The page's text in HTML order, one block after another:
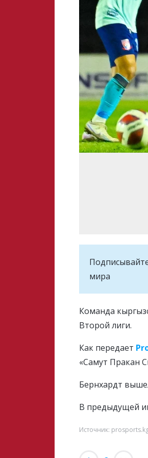
мира
Команда
Второй лиги.
Как передает
«Самут Пракан
Бернхардт
В предыдущей
Источник: